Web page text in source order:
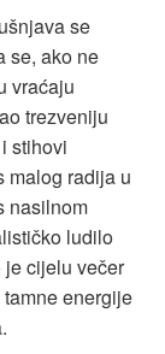
se
se, ako ne
vraćaju
trezveniju
stihovi
malog radija u
nasilnom
ludilo
cijelu večer
energije